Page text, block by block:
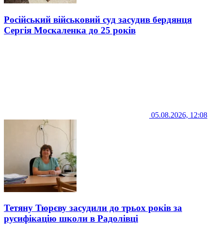
Російський військовий суд засудив бердянця
Сергія Москаленка до 25 років
05.08.2026, 12:08
Тетяну Тюрєву засудили до трьох років за
русифікацію школи в Радолівці